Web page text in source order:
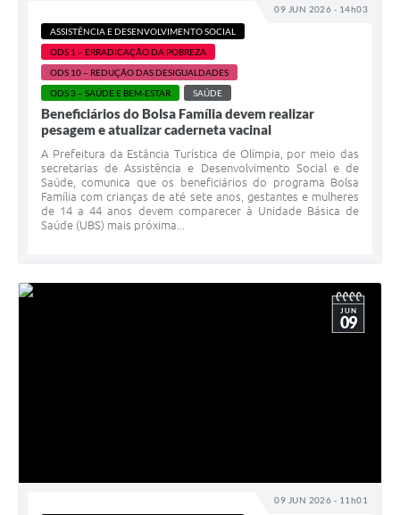
09 JUN 2026 - 14h03
ASSISTÊNCIA E DESENVOLVIMENTO SOCIAL
ODS 1 – ERRADICAÇÃO DA POBREZA
ODS 10 – REDUÇÃO DAS DESIGUALDADES
ODS 3 – SAÚDE E BEM-ESTAR
SAÚDE
Beneficiários do Bolsa Família devem realizar
pesagem e atualizar caderneta vacinal
A Prefeitura da Estância Turística de Olímpia, por meio das
secretarias de Assistência e Desenvolvimento Social e de
Saúde, comunica que os beneficiários do programa Bolsa
Família com crianças de até sete anos, gestantes e mulheres
de 14 a 44 anos devem comparecer à Unidade Básica de
Saúde (UBS) mais próxima...
09 JUN 2026 - 11h01
JUN
09